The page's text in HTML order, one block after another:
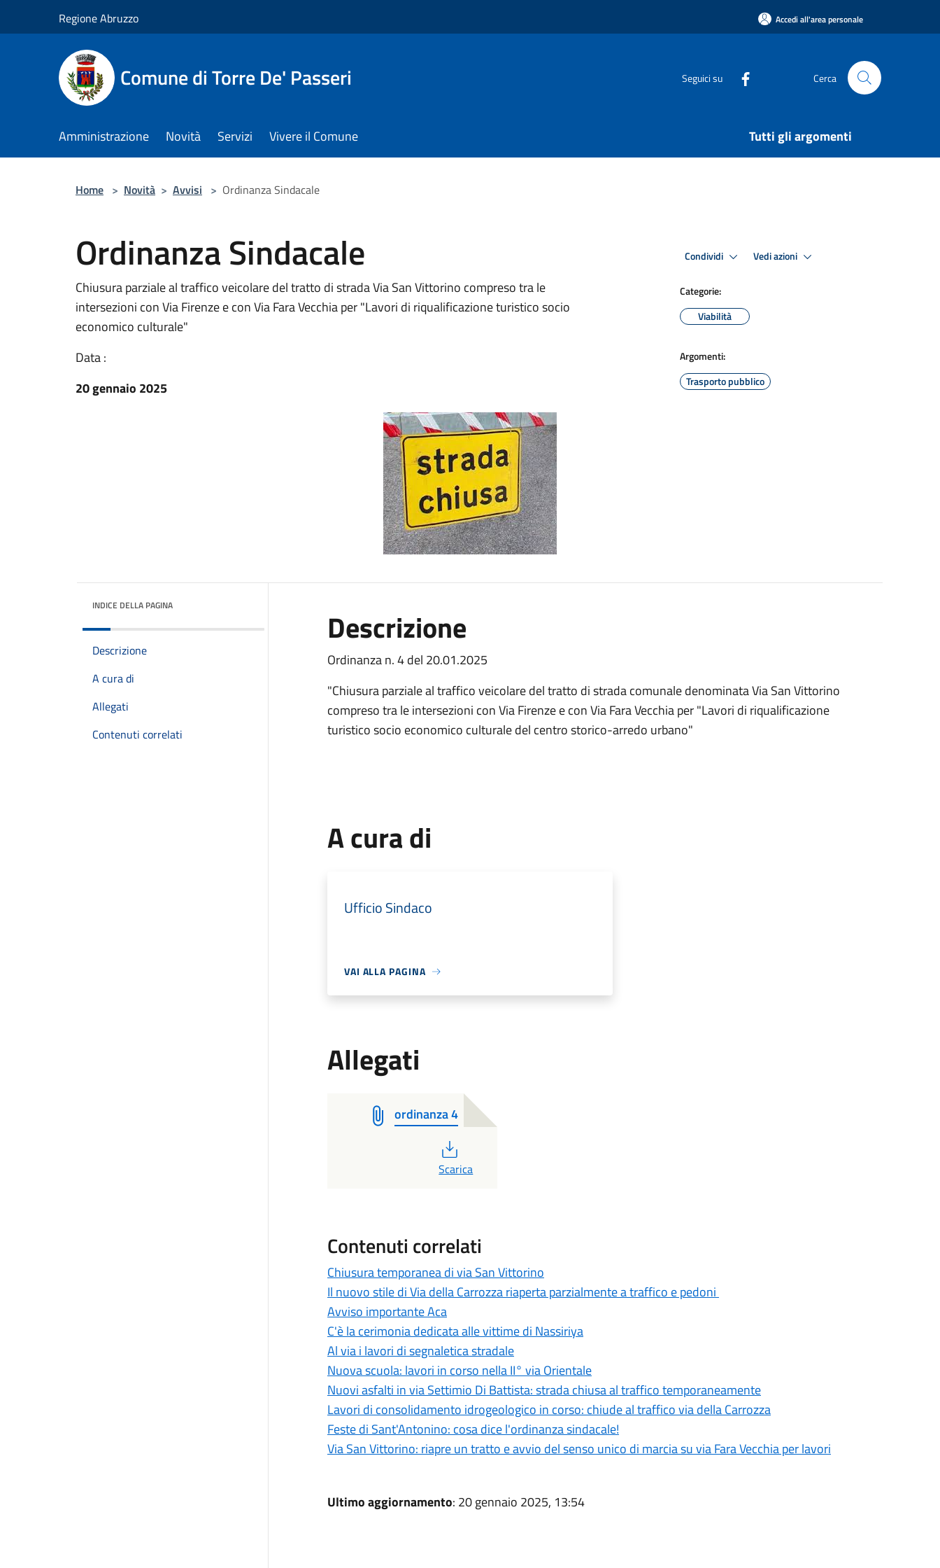
Regione Abruzzo Accedi all'area personale
Comune di Torre De' Passeri Seguici su Cerca
Amministrazione Novità Servizi Vivere il Comune Tutti gli argomenti
Home > Novità > Avvisi > Ordinanza Sindacale
Ordinanza Sindacale
Chiusura parziale al traffico veicolare del tratto di strada Via San Vittorino compreso tra le
intersezioni con Via Firenze e con Via Fara Vecchia per "Lavori di riqualificazione turistico socio
economico culturale"
Data :
20 gennaio 2025
Condividi Vedi azioni
Categorie:
Viabilità
Argomenti:
Trasporto pubblico
INDICE DELLA PAGINA
Descrizione
A cura di
Allegati
Contenuti correlati
Descrizione
Ordinanza n. 4 del 20.01.2025
"Chiusura parziale al traffico veicolare del tratto di strada comunale denominata Via San Vittorino
compreso tra le intersezioni con Via Firenze e con Via Fara Vecchia per "Lavori di riqualificazione
turistico socio economico culturale del centro storico-arredo urbano"
A cura di
Ufficio Sindaco
VAI ALLA PAGINA
Allegati
ordinanza 4
PDF
Scarica
Contenuti correlati
Chiusura temporanea di via San Vittorino
Il nuovo stile di Via della Carrozza riaperta parzialmente a traffico e pedoni
Avviso importante Aca
C'è la cerimonia dedicata alle vittime di Nassiriya
Al via i lavori di segnaletica stradale
Nuova scuola: lavori in corso nella II° via Orientale
Nuovi asfalti in via Settimio Di Battista: strada chiusa al traffico temporaneamente
Lavori di consolidamento idrogeologico in corso: chiude al traffico via della Carrozza
Feste di Sant'Antonino: cosa dice l'ordinanza sindacale!
Via San Vittorino: riapre un tratto e avvio del senso unico di marcia su via Fara Vecchia per lavori
Ultimo aggiornamento: 20 gennaio 2025, 13:54